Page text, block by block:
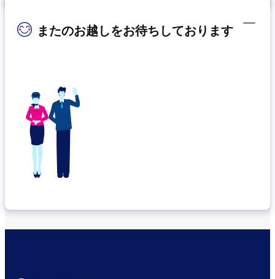
またのお越しをお待ちしております